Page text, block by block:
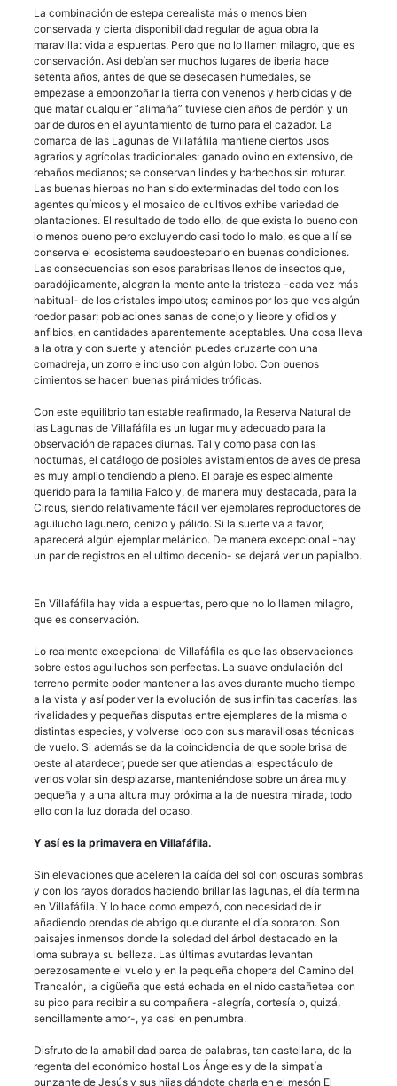
La combinación de estepa cerealista más o menos bien
conservada y cierta disponibilidad regular de agua obra la
maravilla: vida a espuertas. Pero que no lo llamen milagro, que es
conservación. Así debían ser muchos lugares de iberia hace
setenta años, antes de que se desecasen humedales, se
empezase a emponzoñar la tierra con venenos y herbicidas y de
que matar cualquier “alimaña” tuviese cien años de perdón y un
par de duros en el ayuntamiento de turno para el cazador. La
comarca de las Lagunas de Villafáfila mantiene ciertos usos
agrarios y agrícolas tradicionales: ganado ovino en extensivo, de
rebaños medianos; se conservan lindes y barbechos sin roturar.
Las buenas hierbas no han sido exterminadas del todo con los
agentes químicos y el mosaico de cultivos exhibe variedad de
plantaciones. El resultado de todo ello, de que exista lo bueno con
lo menos bueno pero excluyendo casi todo lo malo, es que allí se
conserva el ecosistema seudoestepario en buenas condiciones.
Las consecuencias son esos parabrisas llenos de insectos que,
paradójicamente, alegran la mente ante la tristeza -cada vez más
habitual- de los cristales impolutos; caminos por los que ves algún
roedor pasar; poblaciones sanas de conejo y liebre y ofidios y
anfibios, en cantidades aparentemente aceptables. Una cosa lleva
a la otra y con suerte y atención puedes cruzarte con una
comadreja, un zorro e incluso con algún lobo. Con buenos
cimientos se hacen buenas pirámides tróficas.
Con este equilibrio tan estable reafirmado, la Reserva Natural de
las Lagunas de Villafáfila es un lugar muy adecuado para la
observación de rapaces diurnas. Tal y como pasa con las
nocturnas, el catálogo de posibles avistamientos de aves de presa
es muy amplio tendiendo a pleno. El paraje es especialmente
querido para la familia Falco y, de manera muy destacada, para la
Circus, siendo relativamente fácil ver ejemplares reproductores de
aguilucho lagunero, cenizo y pálido. Si la suerte va a favor,
aparecerá algún ejemplar melánico. De manera excepcional -hay
un par de registros en el ultimo decenio- se dejará ver un papialbo.
En Villafáfila hay vida a espuertas, pero que no lo llamen milagro,
que es conservación.
Lo realmente excepcional de Villafáfila es que las observaciones
sobre estos aguiluchos son perfectas. La suave ondulación del
terreno permite poder mantener a las aves durante mucho tiempo
a la vista y así poder ver la evolución de sus infinitas cacerías, las
rivalidades y pequeñas disputas entre ejemplares de la misma o
distintas especies, y volverse loco con sus maravillosas técnicas
de vuelo. Si además se da la coincidencia de que sople brisa de
oeste al atardecer, puede ser que atiendas al espectáculo de
verlos volar sin desplazarse, manteniéndose sobre un área muy
pequeña y a una altura muy próxima a la de nuestra mirada, todo
ello con la luz dorada del ocaso.
Y así es la primavera en Villafáfila.
Sin elevaciones que aceleren la caída del sol con oscuras sombras
y con los rayos dorados haciendo brillar las lagunas, el día termina
en Villafáfila. Y lo hace como empezó, con necesidad de ir
añadiendo prendas de abrigo que durante el día sobraron. Son
paisajes inmensos donde la soledad del árbol destacado en la
loma subraya su belleza. Las últimas avutardas levantan
perezosamente el vuelo y en la pequeña chopera del Camino del
Trancalón, la cigüeña que está echada en el nido castañetea con
su pico para recibir a su compañera -alegría, cortesía o, quizá,
sencillamente amor-, ya casi en penumbra.
Disfruto de la amabilidad parca de palabras, tan castellana, de la
regenta del económico hostal Los Ángeles y de la simpatía
punzante de Jesús y sus hijas dándote charla en el mesón El